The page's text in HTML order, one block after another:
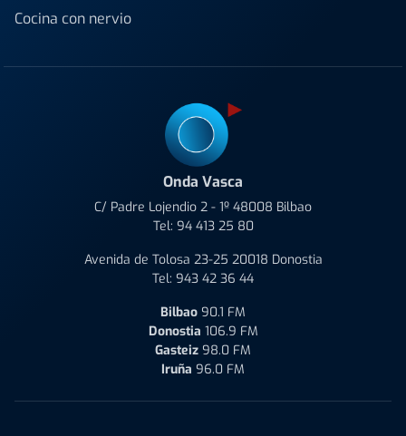
Cocina con nervio
Onda Vasca
C/ Padre Lojendio 2 - 1º 48008 Bilbao
Tel: 94 413 25 80
Avenida de Tolosa 23-25 20018 Donostia
Tel: 943 42 36 44
Bilbao 90.1 FM
Donostia 106.9 FM
Gasteiz 98.0 FM
Iruña 96.0 FM